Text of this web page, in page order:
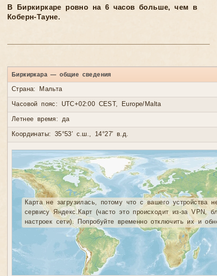
В Биркиркаре ровно на 6 часов больше, чем в
Коберн-Тауне.
Биркиркара — общие сведения
Страна: Мальта
Часовой пояс: UTC+02:00 CEST, Europe/Malta
Летнее время: да
Координаты: 35°53′ с.ш., 14°27′ в.д.
Карта не загрузилась, потому что с вашего устройства
сервису Яндекс.Карт (часто это происходит из-за VPN,
настроек сети). Попробуйте временно отключить их и